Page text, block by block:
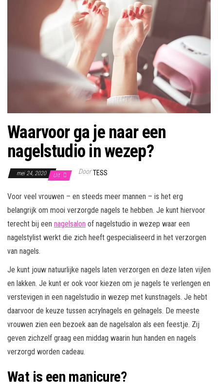
Waarvoor ga je naar een
nagelstudio in wezep?
mei 24, 2020 Uit Door TESS
Voor veel vrouwen – en steeds meer mannen – is het erg
belangrijk om mooi verzorgde nagels te hebben. Je kunt hiervoor
terecht bij een nagelsalon of nagelstudio in wezep waar een
nagelstylist werkt die zich heeft gespecialiseerd in het verzorgen
van nagels.
Je kunt jouw natuurlijke nagels laten verzorgen en deze laten vijlen
en lakken. Je kunt er ook voor kiezen om je nagels te verlengen en
verstevigen in een nagelstudio in wezep met kunstnagels. Je hebt
daarvoor de keuze tussen acrylnagels en gelnagels. De meeste
vrouwen zien een bezoek aan de nagelsalon als een feestje. Zij
geven zichzelf graag een middag waarin hun handen en nagels
verzorgd worden cadeau.
Wat is een manicure?